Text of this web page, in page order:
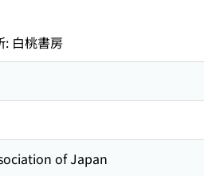
: 白桃書房
of Japan